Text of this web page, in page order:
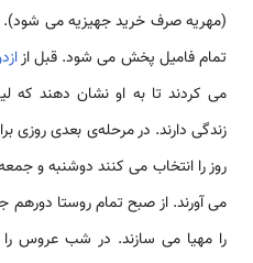
تمام فامیل پخش می شود. قبل از
می کردند تا به او نشان دهند که
زندگی دارند. در مرحله‌ی بعدی روزی
روز را انتخاب می کنند دوشنبه و
می آورند. از صبح تمام روستا
را مهیا می سازند. در شب عروس را